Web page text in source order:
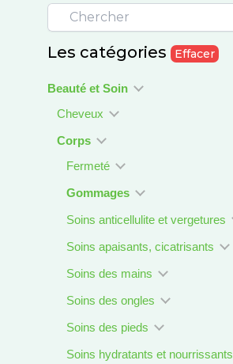
Les catégories Effacer
Beauté et Soin
Cheveux
Corps
Fermeté
Gommages
Soins anticellulite et vergetures
Soins apaisants, cicatrisants
Soins des mains
Soins des ongles
Soins des pieds
Soins hydratants et nourrissants